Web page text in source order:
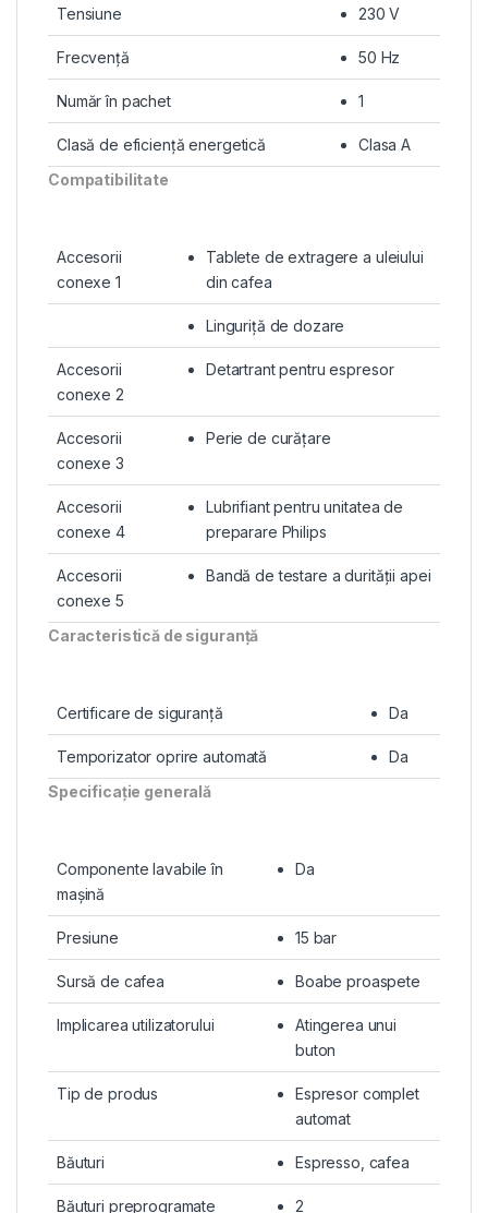
Tensiune 230 V
Frecvenţă 50 Hz
Număr în pachet 1
Clasă de eficienţă energetică
Clasa A
Compatibilitate
Accesorii
conexe 1
Tablete de extragere a uleiului
din cafea
Linguriţă de dozare
Accesorii
conexe 2
Detartrant pentru espresor
Accesorii
conexe 3
Perie de curăţare
Accesorii
conexe 4
Lubrifiant pentru unitatea de
preparare Philips
Accesorii
conexe 5
Bandă de testare a durităţii apei
Caracteristică de siguranţă
Certificare de siguranţă Da
Temporizator oprire automată
Da
Specificaţie generală
Componente lavabile în
maşină
Da
Presiune 15 bar
Sursă de cafea Boabe proaspete
Implicarea utilizatorului
Atingerea unui
buton
Tip de produs
Espresor complet
automat
Băuturi Espresso, cafea
Băuturi preprogramate 2